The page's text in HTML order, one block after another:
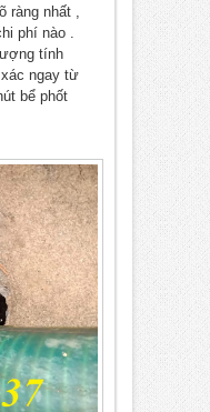
ràng nhất ,
phí nào .
tính
ngay từ
bể phốt